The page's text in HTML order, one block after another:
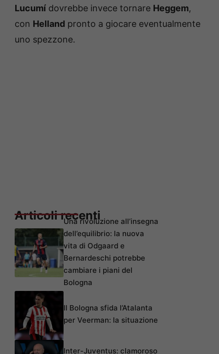
Lucumí dovrebbe invece tornare Heggem,
con Helland pronto a giocare eventualmente
uno spezzone.
Articoli recentiUna rivoluzione all’insegna
dell’equilibrio: la nuova
vita di Odgaard e
Bernardeschi potrebbe
cambiare i piani del
Bologna
Il Bologna sfida l’Atalanta
per Veerman: la situazione
Inter-Juventus: clamoroso